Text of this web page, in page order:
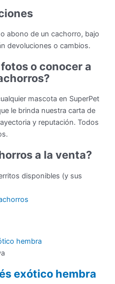
abono de un cachorro, bajo
devoluciones o cambios.
o conocer a
mascota en SuperPet
le brinda nuestra carta de
y reputación. Todos
a la venta?
disponibles (y sus
exótico hembra